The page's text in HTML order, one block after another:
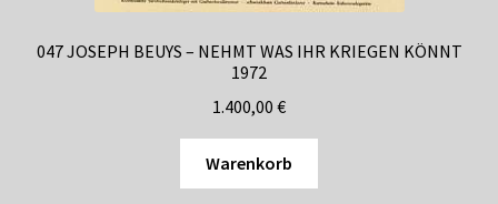
047 JOSEPH BEUYS – NEHMT WAS IHR KRIEGEN KÖNNT
1972
1.400,00 €
Warenkorb